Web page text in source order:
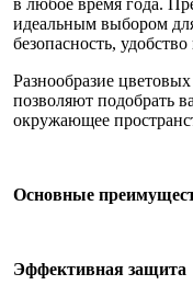
идеальным выбором
безопасность,
Разнообразие
позволяют подобрать
окружающее
Основные
Эффективная защита